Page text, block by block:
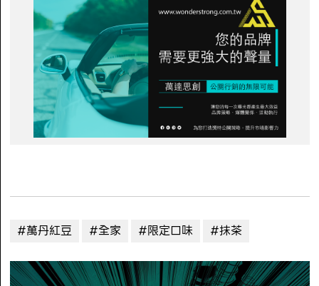
#萬丹紅豆 #全家 #限定口味 #抹茶